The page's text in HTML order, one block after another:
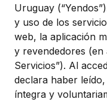
Uruguay
y uso de los
web, la aplicación
y revendedores (en
Servicios”). Al
declara haber
íntegra y